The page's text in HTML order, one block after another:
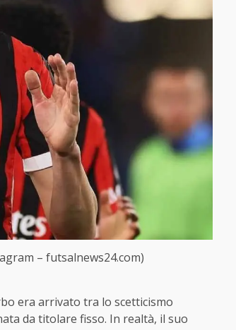
– futsalnews24.com)
era arrivato tra lo scetticismo
da titolare fisso. In realtà, il suo